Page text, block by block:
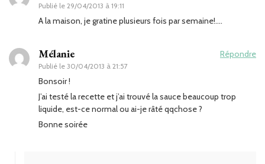
Publié le 29/04/2013 à 19:11
A la maison, je gratine plusieurs fois par semaine!….
Mélanie
Publié le 30/04/2013 à 21:57
Répondre
Bonsoir !
J’ai testé la recette et j’ai trouvé la sauce beaucoup trop
liquide, est-ce normal ou ai-je râté qqchose ?
Bonne soirée